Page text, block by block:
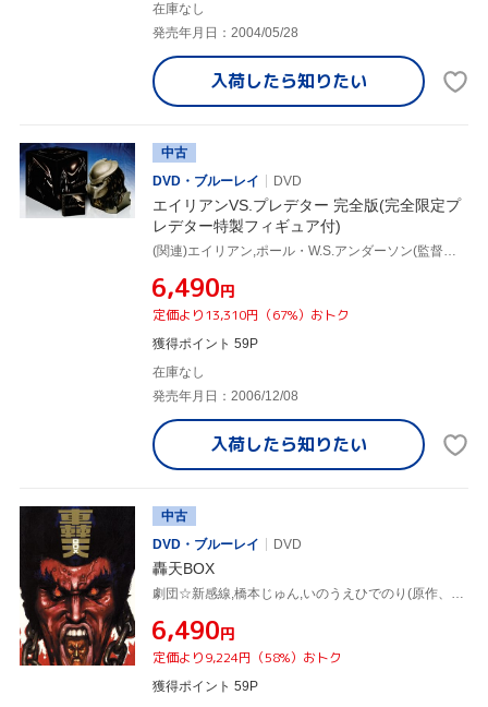
在庫なし
発売年月日：2004/05/28
入荷したら知りたい
中古
DVD・ブルーレイ
DVD
エイリアンVS.プレデター 完全版(完全限定プ
レデター特製フィギュア付)
(関連)エイリアン,ポール・W.S.アンダーソン(監督、脚本、ストーリー),サナ・レイサン,ランス・ヘンリクセン,ラウル・ボヴァ,ユエン・ブレンナー,コリン・サーモン
¥6,490円
定価より13,310円（67%）おトク
獲得ポイント 59P
在庫なし
発売年月日：2006/12/08
入荷したら知りたい
中古
DVD・ブルーレイ
DVD
轟天BOX
劇団☆新感線,橋本じゅん,いのうえひでのり(原作、演出)
¥6,490円
定価より9,224円（58%）おトク
獲得ポイント 59P